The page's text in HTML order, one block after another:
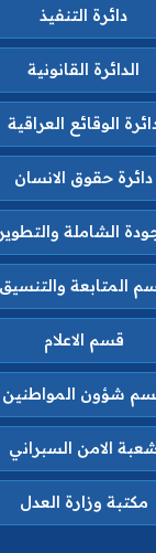
دائرة التنفيذ
الدائرة القانونية
الوقائع العراقية
دائرة حقوق الانسان
الشاملة
المتابعة والتنسيق
قسم الاعلام
شؤون المواطنين
الامن السبراني
مكتبة وزارة العدل